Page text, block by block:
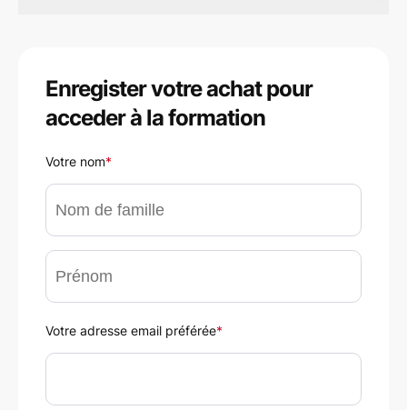
Enregister votre achat pour
acceder à la formation
Votre nom*
Votre adresse email préférée*